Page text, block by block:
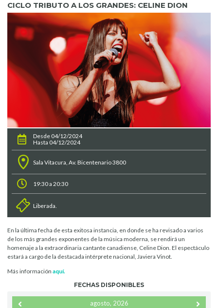
CICLO TRIBUTO A LOS GRANDES: CELINE DION
Desde 04/12/2024
Hasta 04/12/2024
Sala Vitacura, Av. Bicentenario 3800
19:30 a 20:30
Liberada.
En la última fecha de esta exitosa instancia, en donde se ha revisado a varios
de los más grandes exponentes de la música moderna, se rendirá un
homenaje a la extraordinaria cantante canadiense, Celine Dion. El espectáculo
estará a cargo de la destacada intérprete nacional, Javiera Vinot.
Más información aquí.
FECHAS DISPONIBLES
agosto, 2026